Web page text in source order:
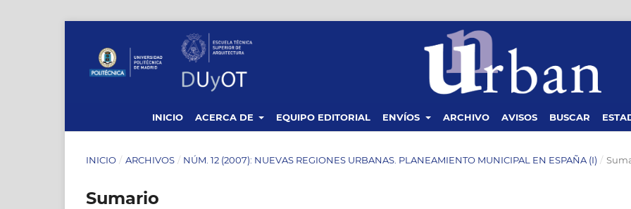
INICIO ACERCA DE EQUIPO EDITORIAL ENVÍOS ARCHIVO AVISOS BUSCAR
INICIO / ARCHIVOS / NÚM. 12 (2007): NUEVAS REGIONES URBANAS. PLANEAMIENTO MUNICIPAL EN ESPAÑA (I) /
Sumario